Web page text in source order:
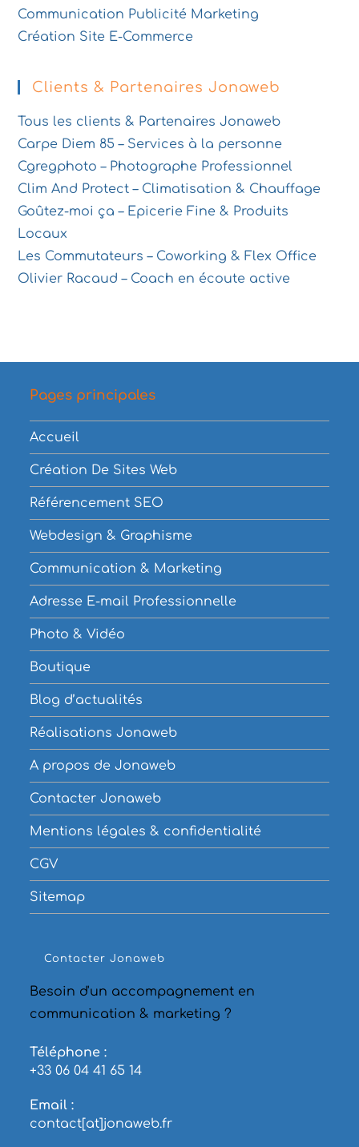
Communication Publicité Marketing
Création Site E-Commerce
Clients & Partenaires Jonaweb
Tous les clients & Partenaires Jonaweb
Carpe Diem 85 – Services à la personne
Cgregphoto – Photographe Professionnel
Clim And Protect – Climatisation & Chauffage
Goûtez-moi ça – Epicerie Fine & Produits
Locaux
Les Commutateurs – Coworking & Flex Office
Olivier Racaud – Coach en écoute active
Pages principales
Accueil
Création De Sites Web
Référencement SEO
Webdesign & Graphisme
Communication & Marketing
Adresse E-mail Professionnelle
Photo & Vidéo
Boutique
Blog d’actualités
Réalisations Jonaweb
A propos de Jonaweb
Contacter Jonaweb
Mentions légales & confidentialité
CGV
Sitemap
Contacter Jonaweb
Besoin d'un accompagnement en
communication & marketing ?
Téléphone :
+33 06 04 41 65 14
dans
votre
Email :
contact[at]jonaweb.frS’ouvre